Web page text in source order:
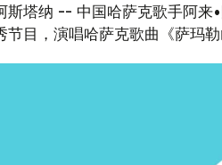
斯塔纳 -- 中国哈萨克歌手阿来
节目，演唱哈萨克歌曲《萨玛勒